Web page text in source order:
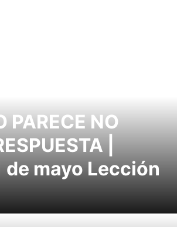
PARECE NO
|
de mayo Lección